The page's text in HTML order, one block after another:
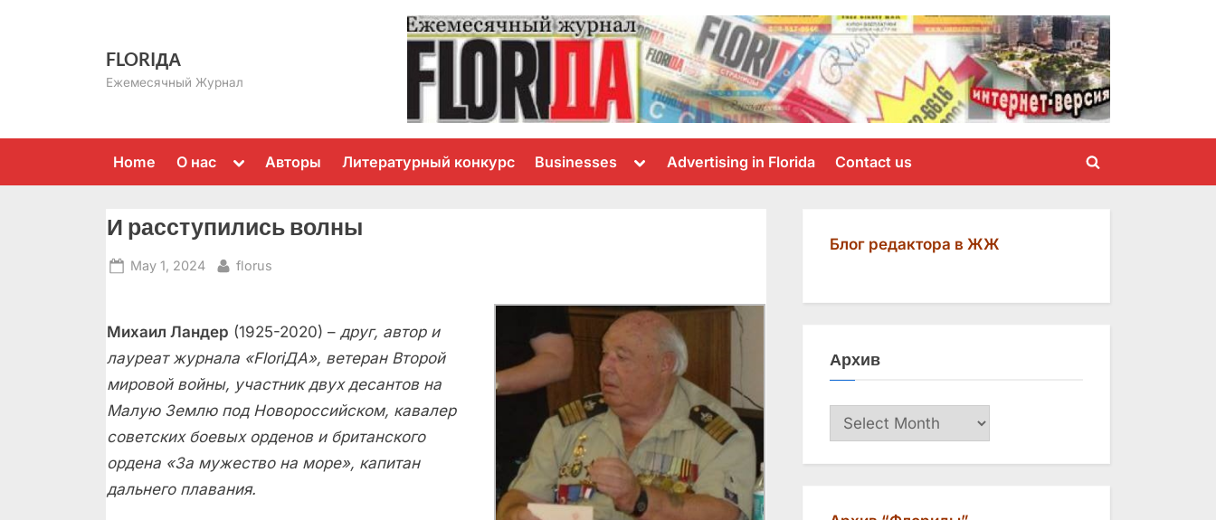
FLORIДА
Ежемесячный Журнал
Home О нас
Toggle
menu
Авторы Литературный конкурс Businesses
Toggle
menu
Advertising in Florida Contact us
Toggle
И расступились волны
Posted
May 1, 2024 By
florus
Михаил Ландер (1925-2020) – друг, автор и
лауреат журнала «FloriДА», ветеран Второй
мировой войны, участник двух десантов на
Малую Землю под Новороссийском, кавалер
советских боевых орденов и британского
ордена «За мужество на море», капитан
дальнего плавания.
Блог редактора в ЖЖ
Архив
Архив